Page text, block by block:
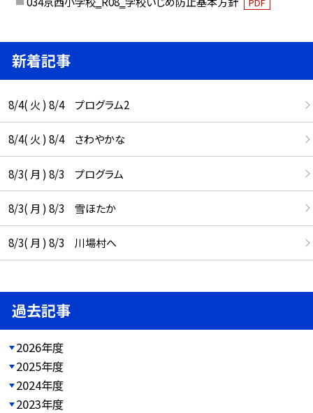
新着記事
8/4( 火 ) 8/4 プログラム2
8/4( 火 ) 8/4 さわやかな
8/3( 月 ) 8/3 プログラム
8/3( 月 ) 8/3 雪ほたか
8/3( 月 ) 8/3 川場村へ
過去記事
2026年度
2025年度
2024年度
2023年度